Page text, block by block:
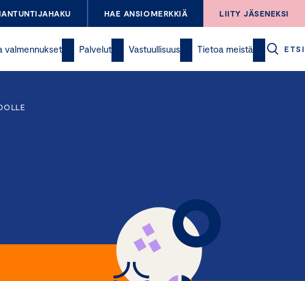
HAE ANSIOMERKKIÄ LIITY JÄSENEKSI
valmennukset Palvelut Vastuullisuus Tietoa meistä ETSI